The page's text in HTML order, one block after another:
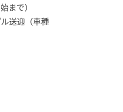
まで）
送迎（車種